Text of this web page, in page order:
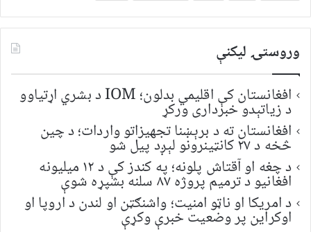
وروستۍ ليکنې
افغانستان کې اقلیمي بدلون؛ IOM د بشري اړتیاوو
د زیاتېدو خبرداری ورکړ
افغانستان ته د برېښنا تجهیزاتو واردات؛ د چین
څخه د ۲۷ کانټینرونو لېږد پیل شو
د چغه او آقتاش پلونه؛ په کندز کې د ۱۲ میلیونه
افغانیو د ترمیم پروژه ۸۷ سلنه بشپړه شوې
د امریکا او ناټو امنیت؛ واشنګټن او لندن د اروپا او
اوکراین پر وضعیت خبرې وکړې